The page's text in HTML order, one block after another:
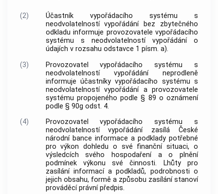
(2)
Účastník vypořádacího systému s
neodvolatelností vypořádání bez zbytečného
odkladu informuje provozovatele vypořádacího
systému s neodvolatelností vypořádání o
údajích v rozsahu odstavce 1 písm. a).
(3)
Provozovatel vypořádacího systému s
neodvolatelností vypořádání neprodleně
informuje účastníky vypořádacího systému s
neodvolatelností vypořádání a provozovatele
systému propojeného podle § 89 o oznámení
podle § 90g odst. 4.
(4)
Provozovatel vypořádacího systému s
neodvolatelností vypořádání zasílá České
národní bance informace a podklady potřebné
pro výkon dohledu o své finanční situaci, o
výsledcích svého hospodaření a o plnění
podmínek výkonu své činnosti. Lhůty pro
zasílání informací a podkladů, podrobnosti o
jejich obsahu, formě a způsobu zasílání stanoví
prováděcí právní předpis.